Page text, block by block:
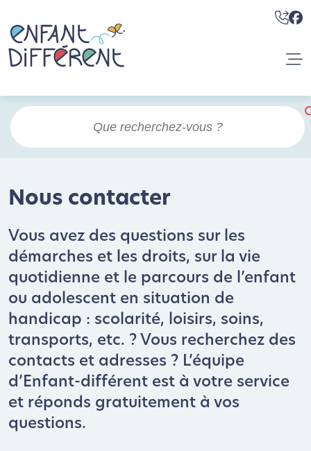
Nous contacter
Vous avez des questions sur les
démarches et les droits, sur la vie
quotidienne et le parcours de l’enfant
ou adolescent en situation de
handicap : scolarité, loisirs, soins,
transports, etc. ? Vous recherchez des
contacts et adresses ? L’équipe
d’Enfant-différent est à votre service
et réponds gratuitement à vos
questions.